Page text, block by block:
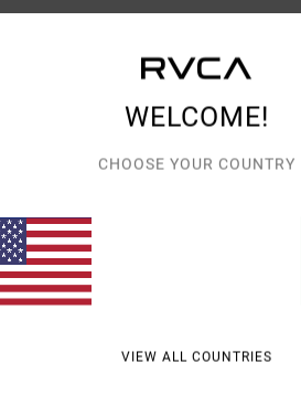
WELCOME!
CHOOSE YOUR COUNTRY
VIEW ALL COUNTRIES